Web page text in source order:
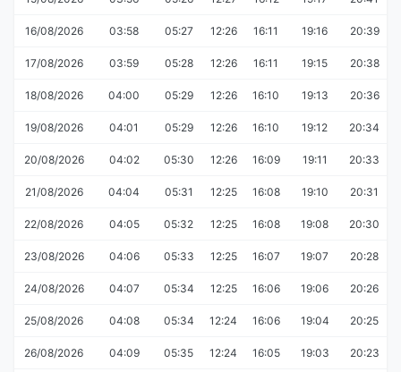
16/08/2026 03:58 05:27 12:26 16:11 19:16 20:39
17/08/2026 03:59 05:28 12:26 16:11 19:15 20:38
18/08/2026 04:00 05:29 12:26 16:10 19:13 20:36
19/08/2026 04:01 05:29 12:26 16:10 19:12 20:34
20/08/2026 04:02 05:30 12:26 16:09 19:11 20:33
21/08/2026 04:04 05:31 12:25 16:08 19:10 20:31
22/08/2026 04:05 05:32 12:25 16:08 19:08 20:30
23/08/2026 04:06 05:33 12:25 16:07 19:07 20:28
24/08/2026 04:07 05:34 12:25 16:06 19:06 20:26
25/08/2026 04:08 05:34 12:24 16:06 19:04 20:25
26/08/2026 04:09 05:35 12:24 16:05 19:03 20:23